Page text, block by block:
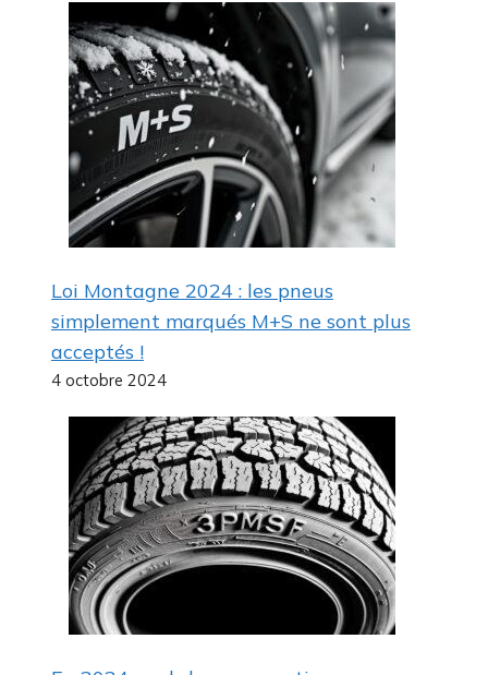
Loi Montagne 2024 : les pneus
simplement marqués M+S ne sont plus
acceptés !
4 octobre 2024